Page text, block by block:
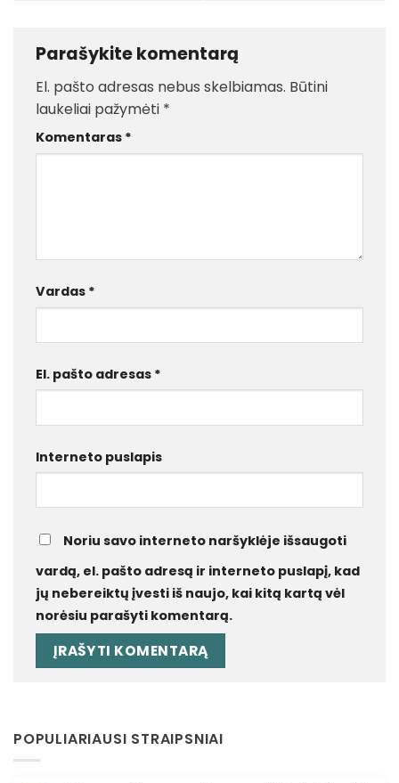
Parašykite komentarą
El. pašto adresas nebus skelbiamas. Būtini
laukeliai pažymėti *
Komentaras *
Vardas *
El. pašto adresas *
Interneto puslapis
Noriu savo interneto naršyklėje išsaugoti
vardą, el. pašto adresą ir interneto puslapį, kad
jų nebereiktų įvesti iš naujo, kai kitą kartą vėl
norėsiu parašyti komentarą.
POPULIARIAUSI STRAIPSNIAI